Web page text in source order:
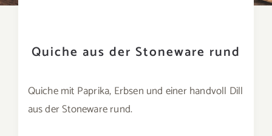
Quiche aus der Stoneware rund
Quiche mit Paprika, Erbsen und einer handvoll Dill
aus der Stoneware rund.